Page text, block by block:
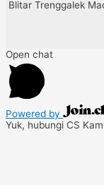
Blitar Trenggalek
Open chat
Powered by
Yuk, hubungi CS